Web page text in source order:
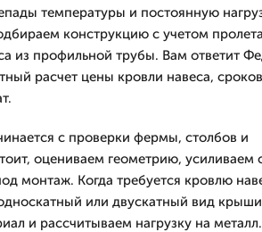
температуры и постоянную
конструкцию с учетом
из профильной трубы. Вам ответит
расчет цены кровли навеса,
с проверки фермы, столбов и
оцениваем геометрию, усиливаем
монтаж. Когда требуется кровлю
или двускатный вид
и рассчитываем нагрузку на